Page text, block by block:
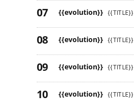
{{evolution}} {{TITLE}}
{{evolution}} {{TITLE}}
{{evolution}} {{TITLE}}
{{evolution}} {{TITLE}}